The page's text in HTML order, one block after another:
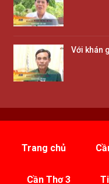
Với khán
Trang chủ
Cần Thơ 3